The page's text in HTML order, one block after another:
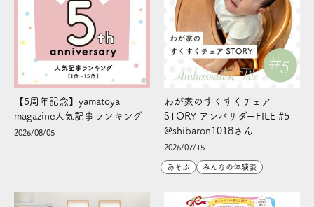
【5周年記念】yamatoya
magazine人気記事ランキング
2026/08/05
わが家のすくすくチェア
STORY アンバサダーFILE #5
@shibaron1018さん
2026/07/15
あそぶ
みんなの体験談